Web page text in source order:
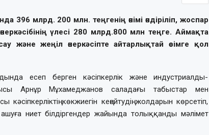
млрд. 200 млн. теңгенің өнімі өндіріліп, жоспар
үлесі 280 млрд.800 млн теңге. Аймақта
және жеңіл өнеркәсіпте айтарлықтай өсімге қол
есеп берген кәсіпкерлік және индустриалды-
Арнұр Мұхамеджанов саладағы табыстар мен
көкжиегін кеңейтудің жолдарын көрсетіп,
ниет білдіргендер жайында толыққанды мәлімет